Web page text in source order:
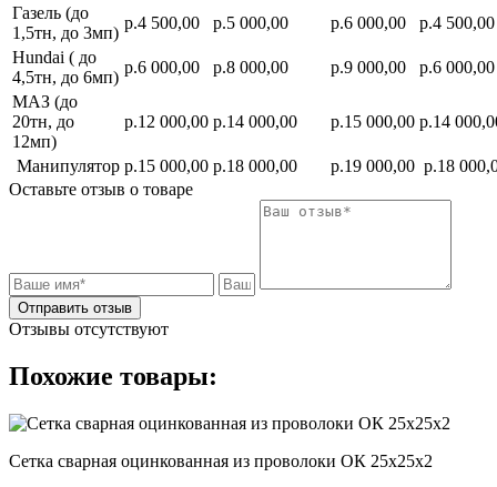
Газель (до
1,5тн, до 3мп)
р.4 500,00 р.5 000,00 р.6 000,00
р.4 500,00
Hundai ( до
4,5тн, до 6мп)
р.6 000,00 р.8 000,00 р.9 000,00
р.6 000,00
МАЗ (до
20тн, до
12мп)
р.12 000,00 р.14 000,00 р.15 000,00 р.14
Манипулятор р.15 000,00 р.18 000,00 р.19 000,00 р.18
Оставьте отзыв о товаре
Отправить отзыв
Отзывы отсутствуют
Похожие товары:
Сетка сварная оцинкованная из проволоки ОК 25х25х2